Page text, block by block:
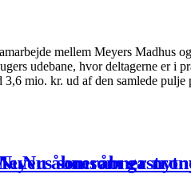
mellem Meyers Madhus
udebane, hvor deltagerne er i
mio. kr. ud af den samlede pulje
somsom
Nu åbneråbner nyt